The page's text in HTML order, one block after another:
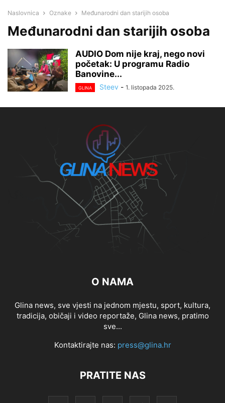
Naslovnica Oznake Međunarodni dan starijih osoba
Međunarodni dan starijih osoba
AUDIO Dom nije kraj, nego novi
početak: U programu Radio
Banovine...
GLINA Steev - 1. listopada 2025.
O NAMA
Glina news, sve vjesti na jednom mjestu, sport, kultura,
tradicija, običaji i video reportaže, Glina news, pratimo
sve...
Kontaktirajte nas: press@glina.hr
PRATITE NAS